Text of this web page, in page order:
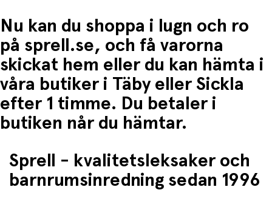
Nu kan du shoppa i lugn och ro
på sprell.se, och få varorna
skickat hem eller du kan hämta i
våra butiker i Täby eller Sickla
efter 1 timme. Du betaler i
butiken når du hämtar.
Sprell - kvalitetsleksaker och
barnrumsinredning sedan 1996